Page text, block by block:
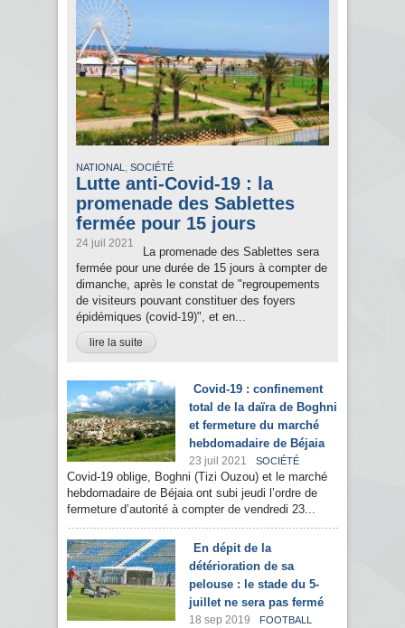
NATIONAL , SOCIÉTÉ
Lutte anti-Covid-19 : la
promenade des Sablettes
fermée pour 15 jours
24 juil 2021
La promenade des Sablettes sera
fermée pour une durée de 15 jours à compter de
dimanche, après le constat de "regroupements
de visiteurs pouvant constituer des foyers
épidémiques (covid-19)", et en...
lire la suite
Covid-19 : confinement
total de la daïra de Boghni
et fermeture du marché
hebdomadaire de Béjaia
23 juil 2021 SOCIÉTÉ
Covid-19 oblige, Boghni (Tizi Ouzou) et le marché
hebdomadaire de Béjaia ont subi jeudi l’ordre de
fermeture d’autorité à compter de vendredi 23...
En dépit de la
détérioration de sa
pelouse : le stade du 5-
juillet ne sera pas fermé
18 sep 2019 FOOTBALL